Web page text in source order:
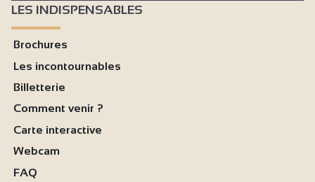
LES INDISPENSABLES
Brochures
Les incontournables
Billetterie
Comment venir ?
Carte interactive
Webcam
FAQ